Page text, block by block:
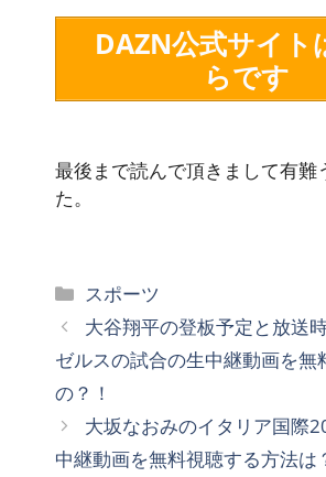
DAZN公式サイト
らです
最後まで読んで頂きまして有難
た。
カ
テ
リ
ー
スポーツ
大谷翔平の登板予定と放送
ゼルスの試合の生中継動画を無
の？！
大坂なおみのイタリア国際
中継動画を無料視聴する方法は